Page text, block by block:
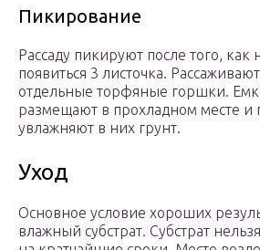
Пикирование
Рассаду пикируют после того,
появиться 3 листочка.
отдельные торфяные горшки.
размещают в прохладном месте и
увлажняют в них грунт.
Уход
Основное условие хороших
влажный субстрат. Субстрат